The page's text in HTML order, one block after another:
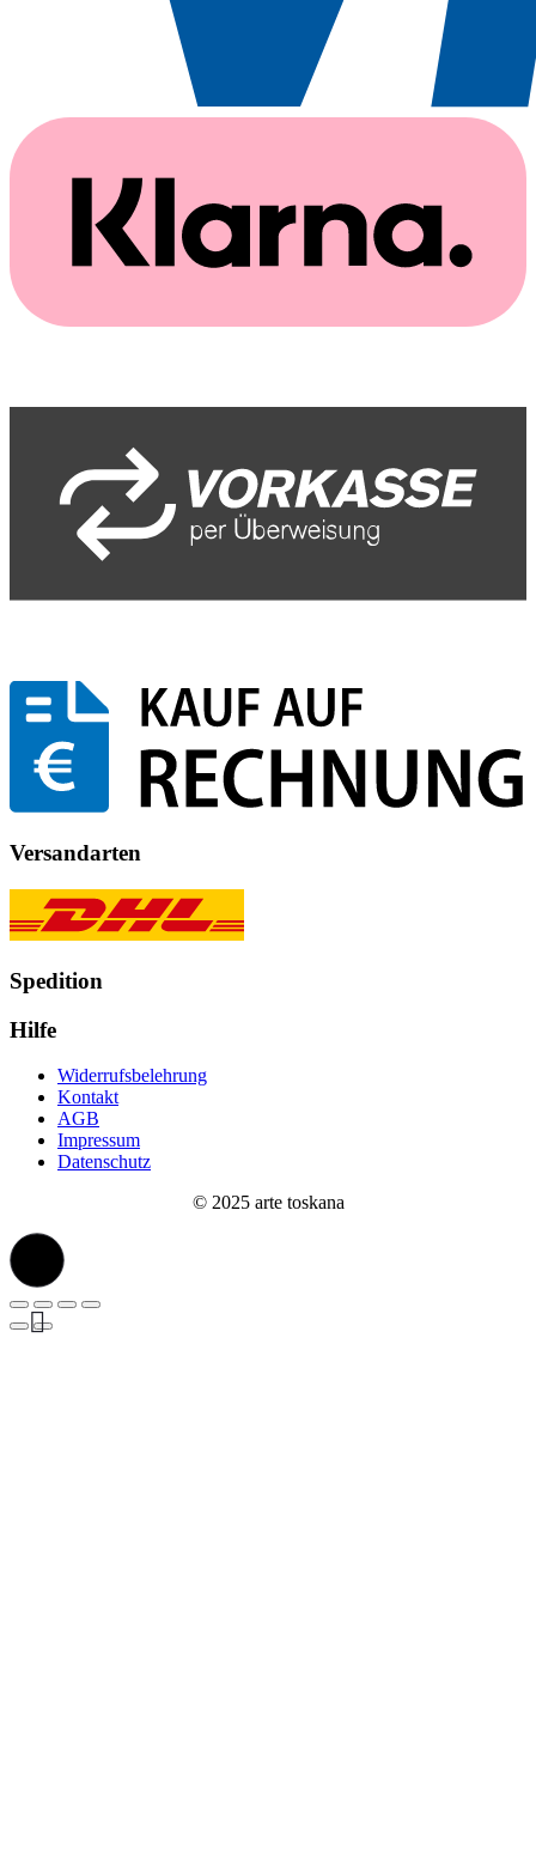
Versandarten
Spedition
Hilfe
Widerrufsbelehrung
Kontakt
AGB
Impressum
Datenschutz
© 2025 arte toskana